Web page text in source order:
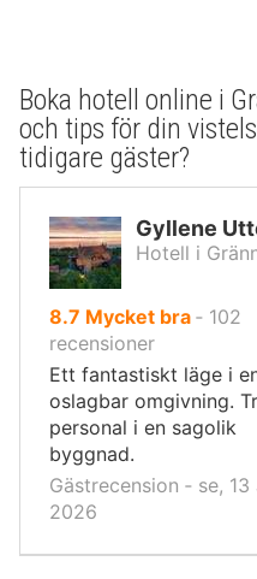
Boka hotell online i
och tips för din
tidigare gäster?
Gyllene
Hotell i
8.7 av
10,
Mycket bra ‐ 102
recensioner
Ett fantastiskt läge i
oslagbar omgivning.
personal i en sagolik
byggnad.
Gästrecension ‐ se, 13
2026